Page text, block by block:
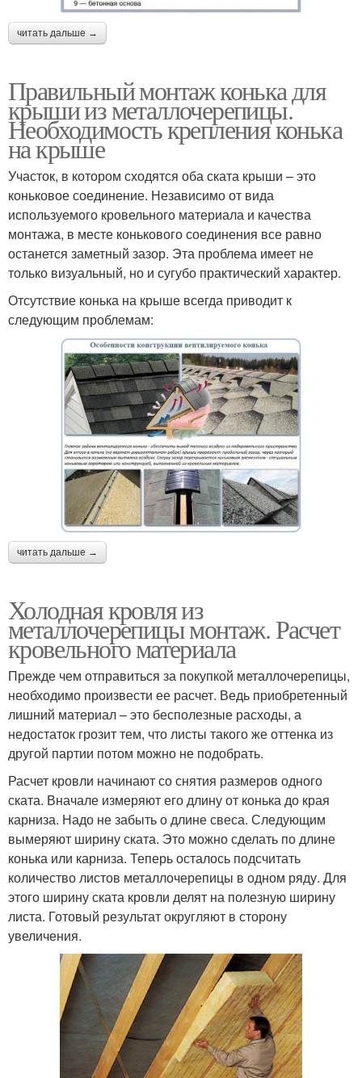
читать дальше →
Правильный монтаж конька для
крыши из металлочерепицы.
Необходимость крепления конька
на крыше
Участок, в котором сходятся оба ската крыши – это
коньковое соединение. Независимо от вида
используемого кровельного материала и качества
монтажа, в месте конькового соединения все равно
останется заметный зазор. Эта проблема имеет не
только визуальный, но и сугубо практический характер.
Отсутствие конька на крыше всегда приводит к
следующим проблемам:
читать дальше →
Холодная кровля из
металлочерепицы монтаж. Расчет
кровельного материала
Прежде чем отправиться за покупкой металлочерепицы,
необходимо произвести ее расчет. Ведь приобретенный
лишний материал – это бесполезные расходы, а
недостаток грозит тем, что листы такого же оттенка из
другой партии потом можно не подобрать.
Расчет кровли начинают со снятия размеров одного
ската. Вначале измеряют его длину от конька до края
карниза. Надо не забыть о длине свеса. Следующим
вымеряют ширину ската. Это можно сделать по длине
конька или карниза. Теперь осталось подсчитать
количество листов металлочерепицы в одном ряду. Для
этого ширину ската кровли делят на полезную ширину
листа. Готовый результат округляют в сторону
увеличения.